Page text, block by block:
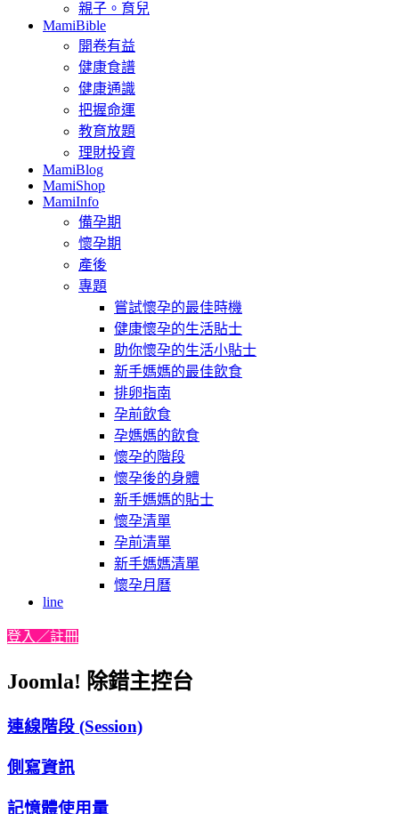
親子。育兒
MamiBible
開卷有益
健康食譜
健康通識
把握命運
教育放題
理財投資
MamiBlog
MamiShop
MamiInfo
備孕期
懷孕期
產後
專題
嘗試懷孕的最佳時機
健康懷孕的生活貼士
助你懷孕的生活小貼士
新手媽媽的最佳飲食
排卵指南
孕前飲食
孕媽媽的飲食
懷孕的階段
懷孕後的身體
新手媽媽的貼士
懷孕清單
孕前清單
新手媽媽清單
懷孕月曆
line
登入／註冊
Joomla! 除錯主控台
連線階段 (Session)
側寫資訊
記憶體使用量